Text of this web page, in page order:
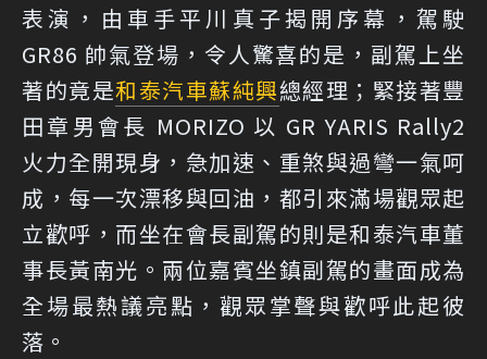
表演，由車手平川真子揭開序幕，駕駛
GR86 帥氣登場，令人驚喜的是，副駕上坐
著的竟是和泰汽車蘇純興總經理；緊接著豐
田章男會長 MORIZO 以 GR YARIS Rally2
火力全開現身，急加速、重煞與過彎一氣呵
成，每一次漂移與回油，都引來滿場觀眾起
立歡呼，而坐在會長副駕的則是和泰汽車董
事長黃南光。兩位嘉賓坐鎮副駕的畫面成為
全場最熱議亮點，觀眾掌聲與歡呼此起彼
落。